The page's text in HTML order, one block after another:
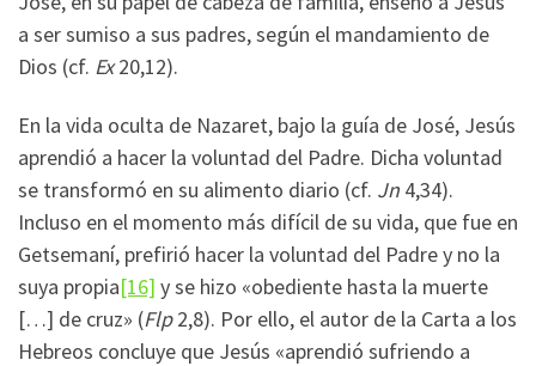
a ser sumiso a sus padres, según el mandamiento de
Dios (cf. Ex20,12).
En la vida oculta de Nazaret, bajo la guía de José, Jesús
aprendió a hacer la voluntad del Padre. Dicha voluntad
se transformó en su alimento diario (cf. Jn 4,34).
Incluso en el momento más difícil de su vida, que fue en
Getsemaní, prefirió hacer la voluntad del Padre y no la
suya propia[16] y se hizo «obediente hasta la muerte
[…] de cruz» (Flp2,8). Por ello, el autor de la Carta a los
Hebreos concluye que Jesús «aprendió sufriendo a